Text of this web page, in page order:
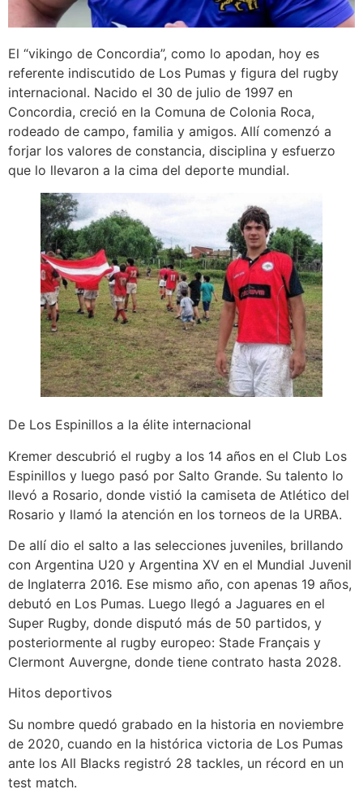
El “vikingo de Concordia”, como lo apodan, hoy es
referente indiscutido de Los Pumas y figura del rugby
internacional. Nacido el 30 de julio de 1997 en
Concordia, creció en la Comuna de Colonia Roca,
rodeado de campo, familia y amigos. Allí comenzó a
forjar los valores de constancia, disciplina y esfuerzo
que lo llevaron a la cima del deporte mundial.
De Los Espinillos a la élite internacional
Kremer descubrió el rugby a los 14 años en el Club Los
Espinillos y luego pasó por Salto Grande. Su talento lo
llevó a Rosario, donde vistió la camiseta de Atlético del
Rosario y llamó la atención en los torneos de la URBA.
De allí dio el salto a las selecciones juveniles, brillando
con Argentina U20 y Argentina XV en el Mundial Juvenil
de Inglaterra 2016. Ese mismo año, con apenas 19 años,
debutó en Los Pumas. Luego llegó a Jaguares en el
Super Rugby, donde disputó más de 50 partidos, y
posteriormente al rugby europeo: Stade Français y
Clermont Auvergne, donde tiene contrato hasta 2028.
Hitos deportivos
Su nombre quedó grabado en la historia en noviembre
de 2020, cuando en la histórica victoria de Los Pumas
ante los All Blacks registró 28 tackles, un récord en un
test match.